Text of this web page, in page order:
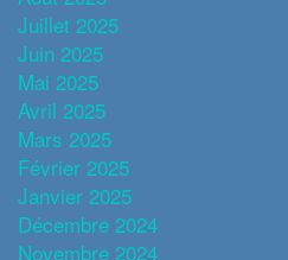
Juillet 2025
Juin 2025
Mai 2025
Avril 2025
Mars 2025
Février 2025
Janvier 2025
Décembre 2024
Novembre 2024